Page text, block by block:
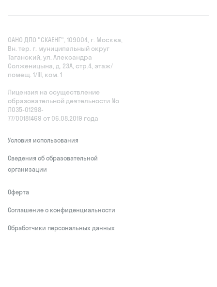
ОАНО ДПО "СКАЕНГ", 109004, г. Москва,
Вн. тер. г. муниципальный округ
Таганский, ул. Александра
Солженицына, д. 23А, стр.4, этаж/
помещ. 1/III, ком. 1
Лицензия на осуществление
образовательной деятельности No
Л035‑01298-
77/00181469 от 06.08.2019 года
Условия использования
Сведения об образовательной
организации
Оферта
Соглашение о конфиденциальности
Обработчики персональных данных